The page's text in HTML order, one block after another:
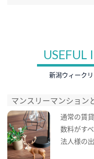
USEFUL
新潟ウィーク
マンスリーマンション
通常の賃
数料がす
法人様の